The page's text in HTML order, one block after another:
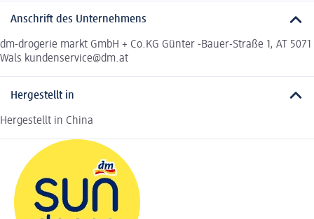
Anschrift des Unternehmens
dm-drogerie markt GmbH + Co.KG Günter -Bauer-Straße 1, AT 5071
Wals kundenservice@dm.at
Hergestellt in
Hergestellt in China